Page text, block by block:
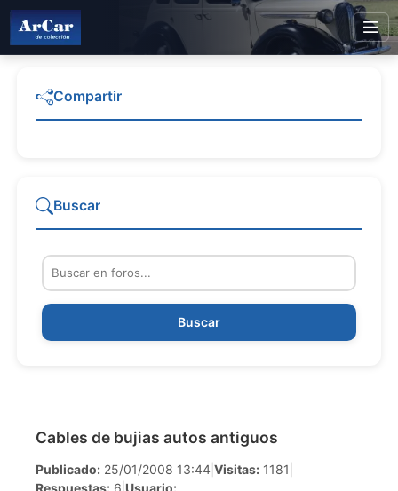
Cables de bujias autos antiguos
Publicado: 25/01/2008 13:44 Visitas: 1181
Respuestas: 6 Usuario:
Compartir
Buscar
Buscar